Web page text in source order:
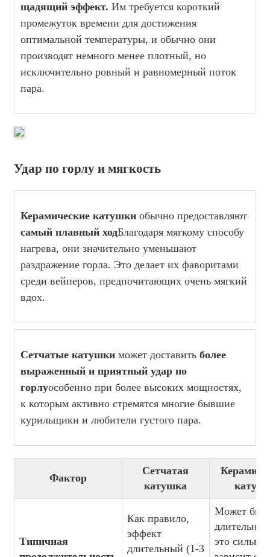
щадящий эффект. Им требуется короткий
промежуток времени для достижения
оптимальной температуры, и обычно они
производят немного менее плотный, но
исключительно ровный и равномерный поток
пара.
Удар по горлу и мягкость
Керамические катушкиобычно предоставляют
самый плавный ходБлагодаря мягкому способу
нагрева, они значительно уменьшают
раздражение горла. Это делает их фаворитами
среди вейперов, предпочитающих очень мягкий
вдох.
Сетчатые катушкиможет доставить более
выраженный и приятный удар по
горлуособенно при более высоких мощностях,
к которым активно стремятся многие бывшие
курильщики и любители густого пара.
Фактор
Сетчатая
катушка
Типичная
Как правило,
эффект
длительный (1-3
Может
это сильно